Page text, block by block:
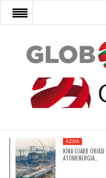
FŐOLDAL
AFRIKA
ÁZSIA
ÁZSIA
KÍNA ÚJABB ÓRIÁSI
ATOMENERGIA…